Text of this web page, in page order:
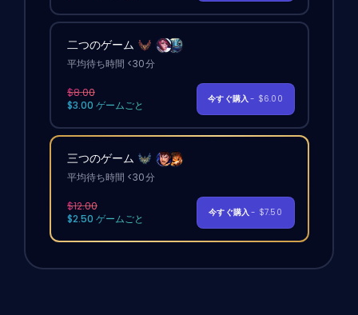
二つのゲーム
平均待ち時間 <30分
$8.00
$3.00 ゲームごと
今すぐ購入- $6.00
三つのゲーム
平均待ち時間 <30分
$12.00
$2.50 ゲームごと
今すぐ購入- $7.50